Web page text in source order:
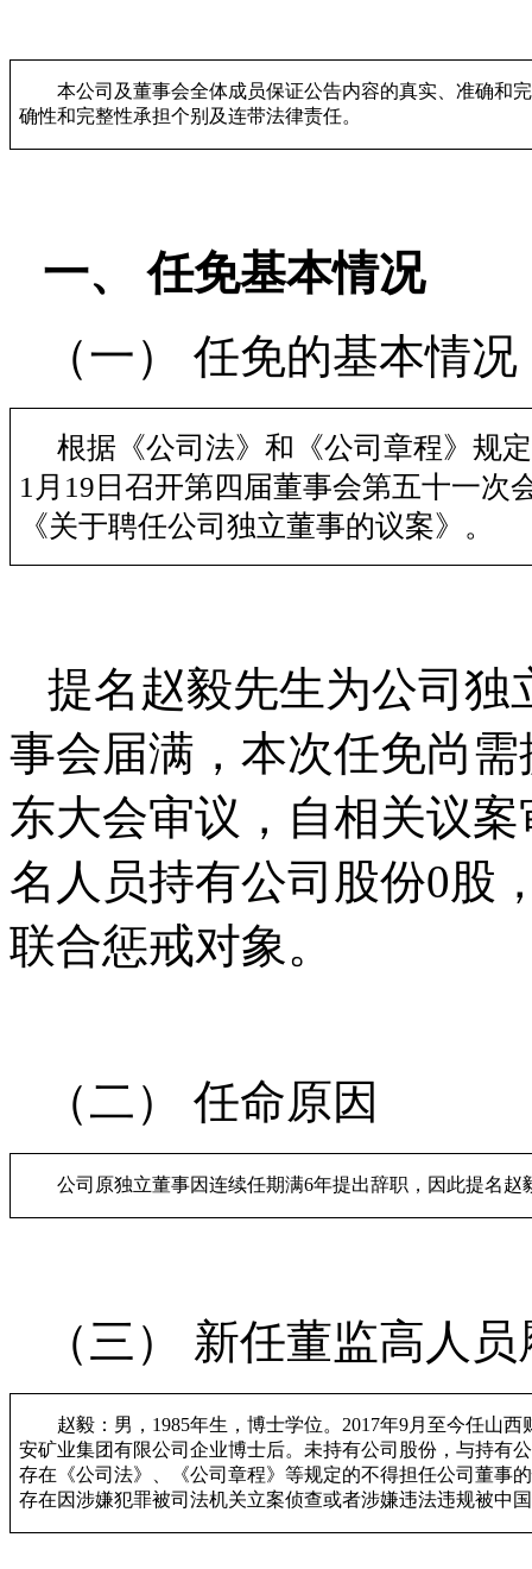
本公司及董事会全体成员保证公告内容的真实、准确和
确性和完整性承担个别及连带法律责任。
一、任免基本情况
（一） 任免的基本情况
根据《公司法》和《公司章程》规
1月19日召开第四届董事会第五十一次
《关于聘任公司独立董事的议案》。
提名赵毅先生为公司 独
事会届满 ，本次任免尚需
东大会审议，自相关议
名 人员持有公司股份0股
联合惩戒对象。
（二） 任命原因
公司原独立董事因连续任期满6年提出辞职，因此提名赵
（三） 新任董监高人员
赵毅：男， 1985年生，博士学位。 2017年9月至今任山西
安矿业集团有限公司企业博士后。未持有公司股份，与持有
存在《公司法》、《公司章程》等规定的不得担任公司董事
存在因涉嫌犯罪被司法机关立案侦查或者涉嫌违法违规被中